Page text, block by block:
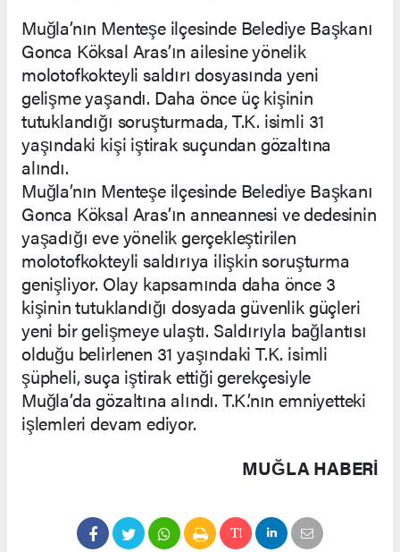
Muğla’nın Menteşe ilçesinde Belediye Başkanı
Gonca Köksal Aras’ın ailesine yönelik
molotofkokteyli saldırı dosyasında yeni
gelişme yaşandı. Daha önce üç kişinin
tutuklandığı soruşturmada, T.K. isimli 31
yaşındaki kişi iştirak suçundan gözaltına
alındı.
Muğla’nın Menteşe ilçesinde Belediye Başkanı
Gonca Köksal Aras’ın anneannesi ve dedesinin
yaşadığı eve yönelik gerçekleştirilen
molotofkokteyli saldırıya ilişkin soruşturma
genişliyor. Olay kapsamında daha önce 3
kişinin tutuklandığı dosyada güvenlik güçleri
yeni bir gelişmeye ulaştı. Saldırıyla bağlantısı
olduğu belirlenen 31 yaşındaki T.K. isimli
şüpheli, suça iştirak ettiği gerekçesiyle
Muğla’da gözaltına alındı. T.K.’nın emniyetteki
işlemleri devam ediyor.
MUĞLA HABERİ